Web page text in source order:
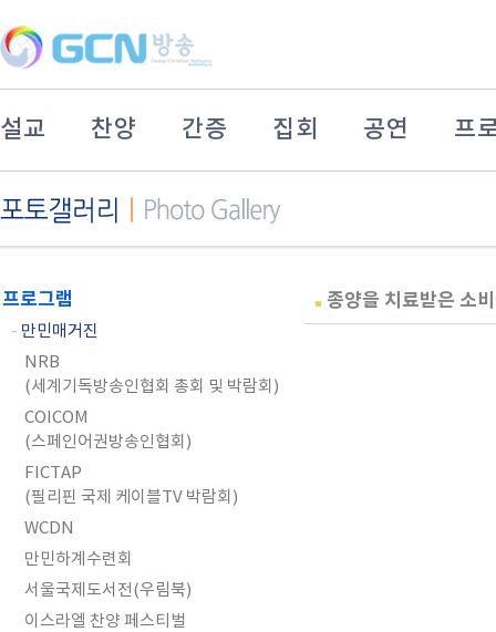
설교 찬양 간증 집회 공연 프
프로그램
- 만민매거진
NRB
(세계기독방송인협회 총회 및 박람회)
COICOM
(스페인어권방송인협회)
FICTAP
(필리핀 국제 케이블TV 박람회)
WCDN
만민하계수련회
서울국제도서전(우림북)
이스라엘 찬양 페스티벌
종양을 치료받은 소